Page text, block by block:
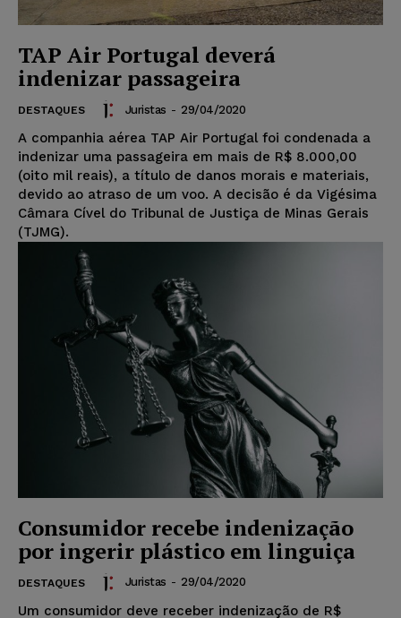
TAP Air Portugal deverá
indenizar passageira
DESTAQUES Juristas - 29/04/2020
A companhia aérea TAP Air Portugal foi condenada a
indenizar uma passageira em mais de R$ 8.000,00
(oito mil reais), a título de danos morais e materiais,
devido ao atraso de um voo. A decisão é da Vigésima
Câmara Cível do Tribunal de Justiça de Minas Gerais
(TJMG).
Consumidor recebe indenização
por ingerir plástico em linguiça
DESTAQUES Juristas - 29/04/2020
Um consumidor deve receber indenização de R$